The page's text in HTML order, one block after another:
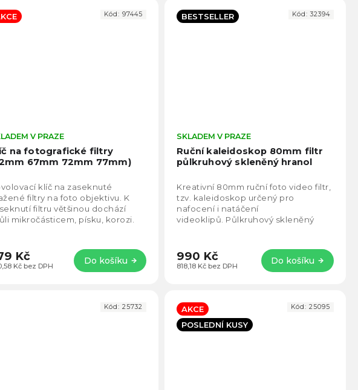
na fotografické filtry
67mm 72mm 77mm)
Průměrné
hodnocení
produktu
hvězdiček.
V PRAZE
Kč bez DPH
Kč Do košíku
klíč na zaseknuté
filtry na foto objektivu. K
filtru většinou dochází
mikročásticem, písku, korozi.
Kód:97445 BESTSELLER
Ruční kaleidoskop 80mm filtr
půlkruhový skleněný hranol
SKLADEM V PRAZE
818,18 Kč bez DPH
990 Kč Do košíku
Kreativní 80mm ruční foto video filtr,
tzv. kaleidoskop určený pro
nafocení i natáčení
videoklipů. Půlkruhový skleněný
Kód:32394
Kód:25732
AKCE
POSLEDNÍ KUSY
Kód: 25095